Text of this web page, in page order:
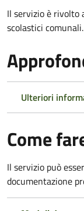
Il servizio è
scolastici comunali.
Ulteriori
Come
Il servizio può
documentazione